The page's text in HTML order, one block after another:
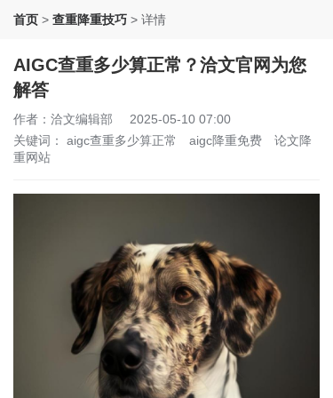
首页 > 查重降重技巧 > 详情
AIGC查重多少算正常？洽文官网为您
解答
作者：洽文编辑部
2025-05-10 07:00
关键词： aigc查重多少算正常 aigc降重免费
论文降
重网站